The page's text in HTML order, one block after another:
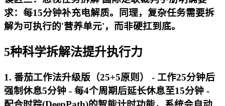
求：每15分钟补充电解质。同理，复杂任务需要拆
解为可执行的'营养单元'，而非硬扛到底。
5种科学拆解法提升执行力
1. 番茄工作法升级版（25+5原则） - 工作25分钟后
强制休息5分钟 - 每4个周期后延长休息至15分钟 -